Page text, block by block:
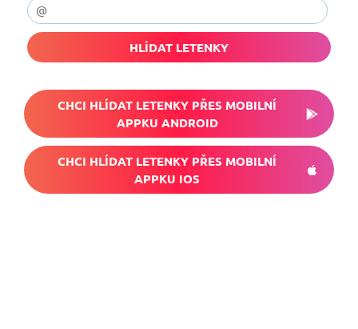
HLÍDAT LETENKY
CHCI HLÍDAT LETENKY PŘES MOBILNÍ
APPKU ANDROID
CHCI HLÍDAT LETENKY PŘES MOBILNÍ
APPKU IOS